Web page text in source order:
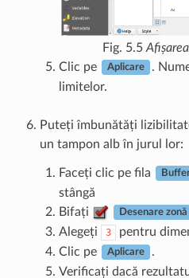
Fig. 5.5
Clic pe
Aplicare
.
limitelor.
Puteți îmbunătăți
un tampon alb în jurul lor:
Faceți clic pe fila
stângă
Bifați
Desenare
Alegeți 3
pentru
Clic pe
Aplicare
.
Verificați dacă